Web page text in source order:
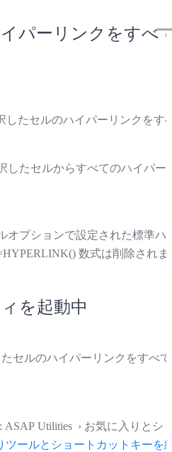
パーリンクをすべ
したセルのハイパーリンクをす
したセルからすべてのハイパー
オプションで設定された標準ハ
数式は削除されま
を起動中
セルのハイパーリンクをすべて
Utilities › お気に入りとシ
ツールとショートカットキーを